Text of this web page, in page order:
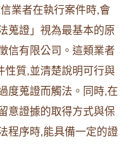
業者在執行案件時,會
蒐證」視為最基本的原
信有限公司。這類業者
性質,並清楚說明可行與
度蒐證而觸法。同時,在
意證據的取得方式與保
程序時,能具備一定的證